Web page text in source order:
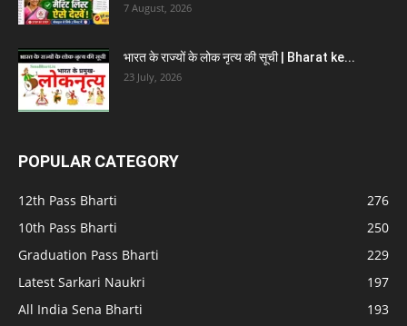
7 August, 2026
भारत के राज्यों के लोक नृत्य की सूची | Bharat ke...
23 July, 2026
POPULAR CATEGORY
12th Pass Bharti
276
10th Pass Bharti
250
Graduation Pass Bharti
229
Latest Sarkari Naukri
197
All India Sena Bharti
193